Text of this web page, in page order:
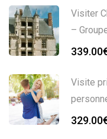
Visiter
–
339.00
Visite
329.00